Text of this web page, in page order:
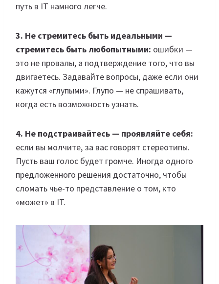
путь в IT намного легче.
3. Не стремитесь быть идеальными —
стремитесь быть любопытными: ошибки —
это не провалы, а подтверждение того, что вы
двигаетесь. Задавайте вопросы, даже если они
кажутся «глупыми». Глупо — не спрашивать,
когда есть возможность узнать.
4. Не подстраивайтесь — проявляйте себя:
если вы молчите, за вас говорят стереотипы.
Пусть ваш голос будет громче. Иногда одного
предложенного решения достаточно, чтобы
сломать чье-то представление о том, кто
«может» в IT.